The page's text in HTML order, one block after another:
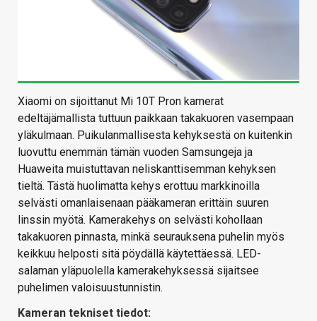
Xiaomi on sijoittanut Mi 10T Pron kamerat
edeltäjämallista tuttuun paikkaan takakuoren vasempaan
yläkulmaan. Puikulanmallisesta kehyksestä on kuitenkin
luovuttu enemmän tämän vuoden Samsungeja ja
Huaweita muistuttavan neliskanttisemman kehyksen
tieltä. Tästä huolimatta kehys erottuu markkinoilla
selvästi omanlaisenaan pääkameran erittäin suuren
linssin myötä. Kamerakehys on selvästi kohollaan
takakuoren pinnasta, minkä seurauksena puhelin myös
keikkuu helposti sitä pöydällä käytettäessä. LED-
salaman yläpuolella kamerakehyksessä sijaitsee
puhelimen valoisuustunnistin.
Kameran tekniset tiedot: